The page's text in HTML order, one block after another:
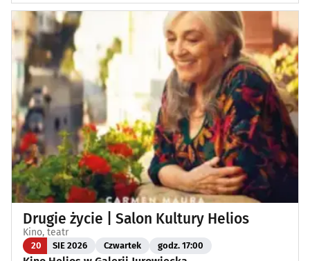
Drugie życie | Salon Kultury Helios
Kino, teatr
20 SIE 2026 Czwartek godz. 17:00